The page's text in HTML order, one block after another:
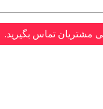
مشتریان تماس بگیرید.